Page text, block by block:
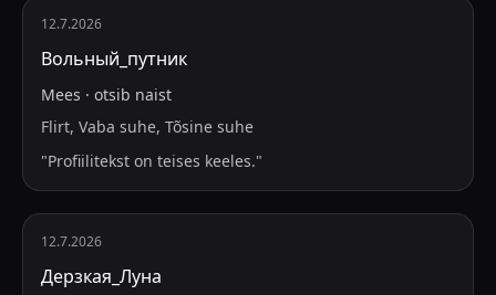
12.7.2026
Вольный_путник
Mees · otsib naist
Flirt, Vaba suhe, Tõsine suhe
"Profiilitekst on teises keeles."
12.7.2026
Дерзкая_Луна